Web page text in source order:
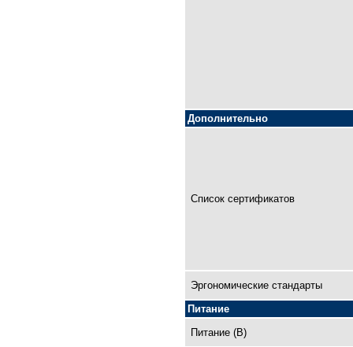
Дополнительно
Список сертификатов
Эргономические стандарты
Питание
Питание (В)